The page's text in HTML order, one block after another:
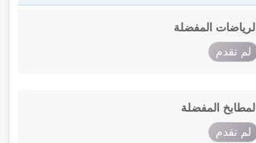
الرياضات المفضلة
لم تقدم
المطابخ المفضلة
لم تقدم